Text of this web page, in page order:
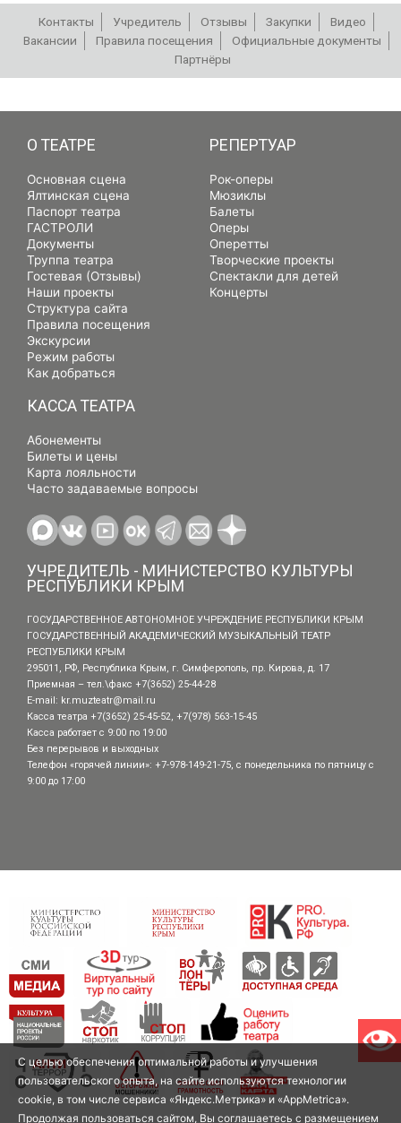
Контакты Учредитель Отзывы Закупки
Видео
Вакансии
Правила посещения
Официальные документы
Партнёры
О ТЕАТРЕ
Основная сцена
Ялтинская сцена
Паспорт театра
ГАСТРОЛИ
Документы
Труппа театра
Гостевая (Отзывы)
Наши проекты
Структура сайта
Правила посещения
Экскурсии
Режим работы
Как добраться
РЕПЕРТУАР
Рок-оперы
Мюзиклы
Балеты
Оперы
Оперетты
Творческие проекты
Спектакли для детей
Концерты
КАССА ТЕАТРА
Абонементы
Билеты и цены
Карта лояльности
Часто задаваемые вопросы
УЧРЕДИТЕЛЬ - МИНИСТЕРСТВО КУЛЬТУРЫ
РЕСПУБЛИКИ КРЫМ
ГОСУДАРСТВЕННОЕ АВТОНОМНОЕ УЧРЕЖДЕНИЕ РЕСПУБЛИКИ КРЫМ
ГОСУДАРСТВЕННЫЙ АКАДЕМИЧЕСКИЙ МУЗЫКАЛЬНЫЙ ТЕАТР
РЕСПУБЛИКИ КРЫМ
295011, РФ, Республика Крым, г. Симферополь, пр. Кирова, д. 17
Приемная – тел.\факс +7(3652) 25-44-28
E-mail: kr.muzteatr@mail.ru
Касса театра +7(3652) 25-45-52, +7(978) 563-15-45
Касса работает с 9:00 по 19:00
Без перерывов и выходных
Телефон «горячей линии»: +7-978-149-21-75, с понедельника по пятницу с
9:00 до 17:00
С целью обеспечения оптимальной работы и улучшения
пользовательского опыта, на сайте используются технологии
cookie, в том числе сервиса «Яндекс.Метрика» и «AppMetrica».
Продолжая пользоваться сайтом, Вы соглашаетесь с размещением